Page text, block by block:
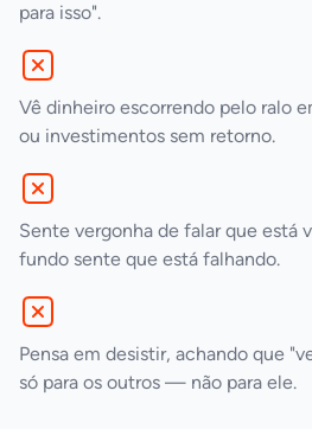
para isso".
Vê dinheiro escorrendo pelo ralo
ou investimentos sem retorno.
Sente vergonha de falar que está
fundo sente que está falhando.
Pensa em desistir, achando que
só para os outros — não para ele.